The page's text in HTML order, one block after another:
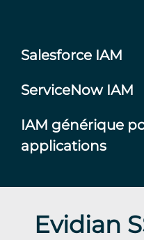
Salesforce IAM
ServiceNow IAM
IAM générique
applications
Evidian